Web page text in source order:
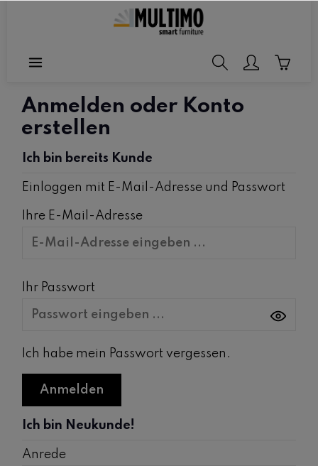
Anmelden oder Konto
erstellen
Ich bin bereits Kunde
Einloggen mit E-Mail-Adresse und Passwort
Ihre E-Mail-Adresse
Ihr Passwort
Ich habe mein Passwort vergessen.
Anmelden
Ich bin Neukunde!
Persönliche Informationen
Anrede